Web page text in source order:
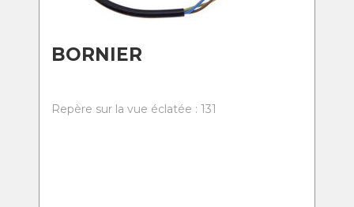
BORNIER
Repère sur la vue éclatée : 131